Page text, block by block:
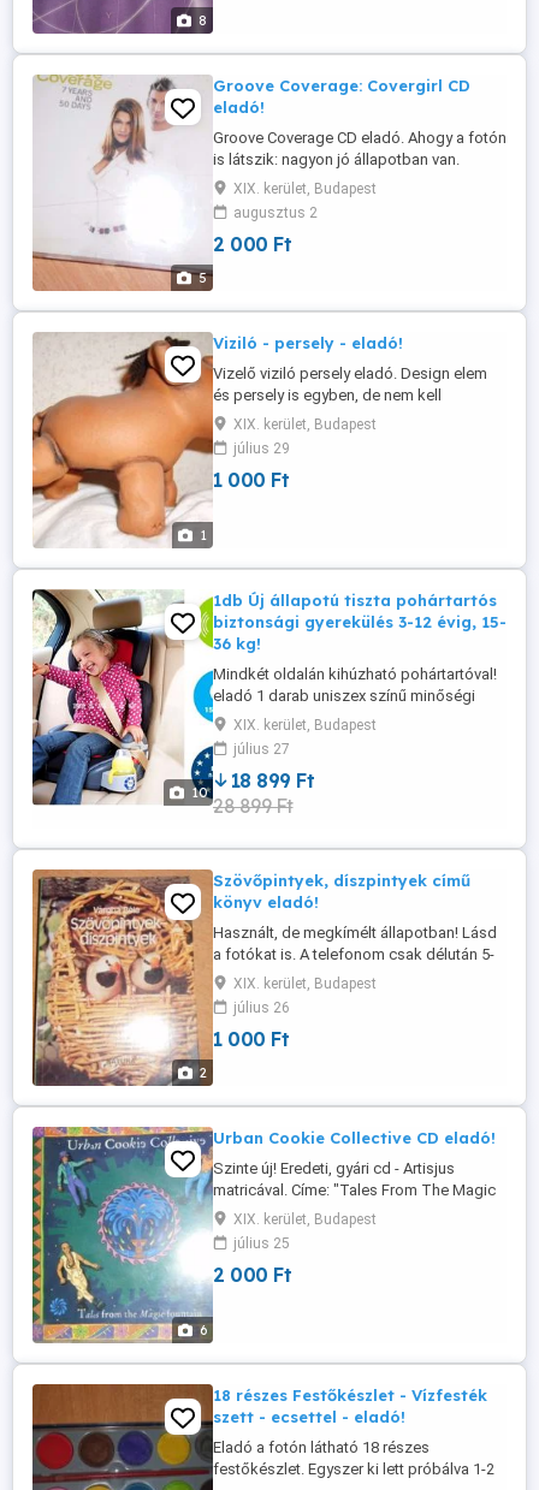
8
5
Groove Coverage: Covergirl CD
eladó!
Groove Coverage CD eladó. Ahogy a fotón
is látszik: nagyon jó állapotban van.
Karcmentes. Eredeti gyári CD. A részletes
tartalom a 3. fotón látható. Kispesten
bármelyik napon személyesen átvehető
délután 2-től - egészen estig. Hétvégén is.
XIX. kerület, Budapest
augusztus 2
2 000 Ft
1
Viziló - persely - eladó!
Vizelő viziló persely eladó. Design elem
és persely is egyben, de nem kell
összetörni pénzkivétel esetén, mert az
alján van egy nyílás. A telefonom délután
6-tól van bekapcsolva.
XIX. kerület, Budapest
július 29
1 000 Ft
10
1db Új állapotú tiszta pohártartós
biztonsági gyerekülés 3-12 évig, 15-
36 kg!
Mindkét oldalán kihúzható pohártartóval!
eladó 1 darab uniszex színű minőségi
termék! * Frissen mosott huzattal- tiszta
állapotban elcsomagolva - akár azonnal
használható! Nem kopott, nem szakadt,
nem foltos!!! Szép - tiszta, újszerű
állapotban van, párszor használt tartalék
XIX. kerület, Budapest
július 27
18 899 Ft
28 899 Ft
2
Szövőpintyek, díszpintyek című
könyv eladó!
Használt, de megkímélt állapotban! Lásd
a fotókat is. A telefonom csak délután 5-
6-tól van bekapcsolva.
XIX. kerület, Budapest
július 26
1 000 Ft
6
Urban Cookie Collective CD eladó!
Szinte új! Eredeti, gyári cd - Artisjus
matricával. Címe: "Tales From The Magic
Fountain", azaz: Mesék a Varázslatos
Szökőkútból. Részletes tartalom a
fotókon látható. Kispesten személyesen
átvehető bármelyik napon délután 2-től -
XIX. kerület, Budapest
július 25
2 000 Ft
18 részes Festőkészlet - Vízfesték
szett - ecsettel - eladó!
Eladó a fotón látható 18 részes
festőkészlet. Egyszer ki lett próbálva 1-2